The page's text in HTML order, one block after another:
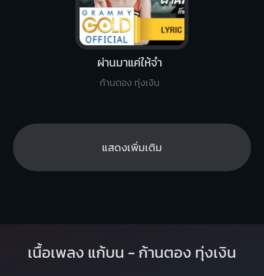
ผ่านมาแค่ให้จำ
ก้านตอง ทุ่งเงิน
แสดงเพิ่มเติม
เนื้อเพลง แก้บน - ก้านตอง ทุ่งเงิน